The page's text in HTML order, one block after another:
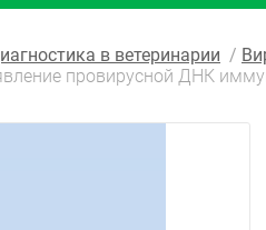
в ветеринарии
провирусной ДНК